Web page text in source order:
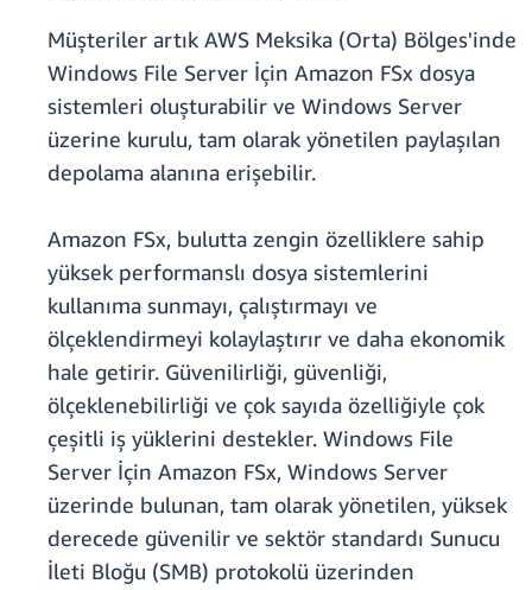
Müşteriler artık AWS Meksika (Orta) Bölges'inde
Windows File Server İçin Amazon FSx dosya
sistemleri oluşturabilir ve Windows Server
üzerine kurulu, tam olarak yönetilen paylaşılan
depolama alanına erişebilir.
Amazon FSx, bulutta zengin özelliklere sahip
yüksek performanslı dosya sistemlerini
kullanıma sunmayı, çalıştırmayı ve
ölçeklendirmeyi kolaylaştırır ve daha ekonomik
hale getirir. Güvenilirliği, güvenliği,
ölçeklenebilirliği ve çok sayıda özelliğiyle çok
çeşitli iş yüklerini destekler. Windows File
Server İçin Amazon FSx, Windows Server
üzerinde bulunan, tam olarak yönetilen, yüksek
derecede güvenilir ve sektör standardı Sunucu
İleti Bloğu (SMB) protokolü üzerinden